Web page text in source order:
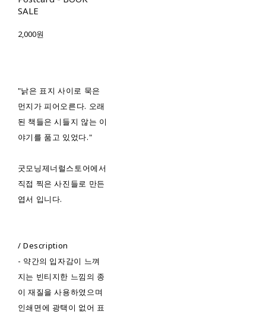
SALE
2,000원
"낡은 표지 사이로 묵은
먼지가 피어오른다. 오래
된 책들은 시들지 않는 이
야기를 품고 있었다."
굿모닝제너럴스토어에서
직접 찍은 사진들로 만든
엽서 입니다.
/ Description
- 약간의 입자감이 느껴
지는 빈티지한 느낌의 종
이 재질을 사용하였으며
인쇄면에 광택이 없어 표